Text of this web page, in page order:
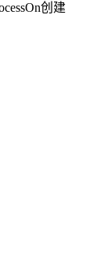
创建